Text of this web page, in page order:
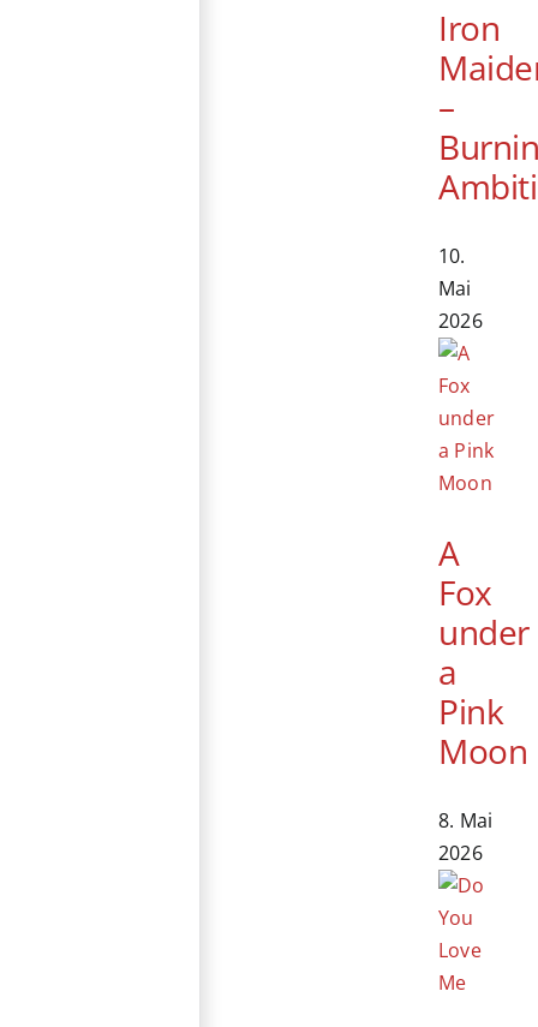
Iron
–
10.
Mai
2026
A
Fox
under
a
Pink
Moon
8. Mai
2026